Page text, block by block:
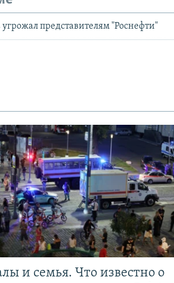
представителям "Роснефти"
и семья. Что известно о